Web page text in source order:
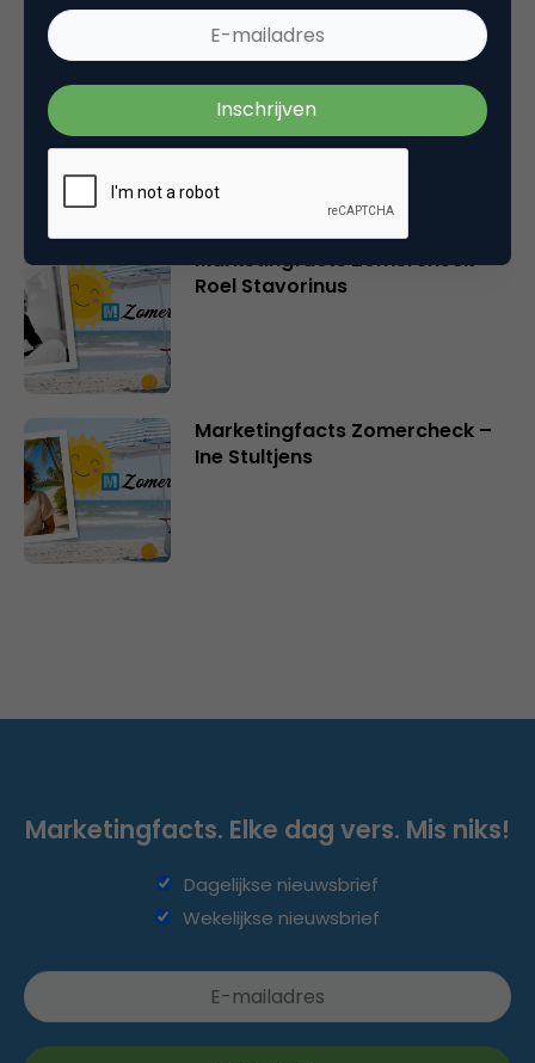
Marketingfacts Zomercheck –
Durk Bosma
Marketingfacts Zomercheck –
Roel Stavorinus
Marketingfacts Zomercheck –
Ine Stultjens
Marketingfacts. Elke dag vers. Mis niks!
Dagelijkse nieuwsbrief
Wekelijkse nieuwsbrief